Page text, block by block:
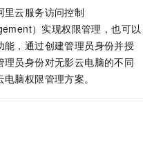
里云服务访问控制
） 实现权限管理，也可以
能，通过创建管理员身份并授
理员身份对无影云电脑的不同
电脑权限管理方案。